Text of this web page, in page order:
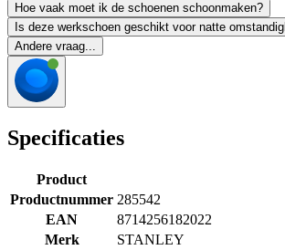
Hoe vaak moet ik de schoenen schoonmaken?
Is deze werkschoen geschikt voor natte
Andere vraag...
Specificaties
Product
Productnummer 285542
EAN
8714256182022
Merk
STANLEY